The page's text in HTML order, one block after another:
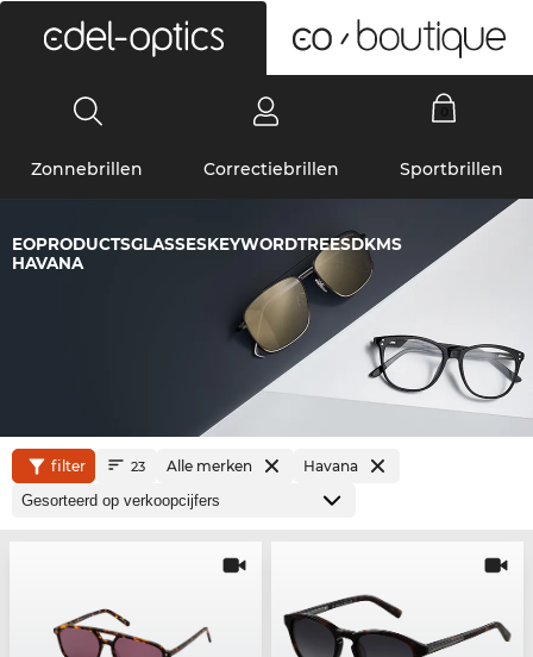
Zonnebrillen Correctiebrillen Sportbrillen
EOPRODUCTSGLASSESKEYWORDTREESDKMS
HAVANA
filter 23 Alle merken Havana